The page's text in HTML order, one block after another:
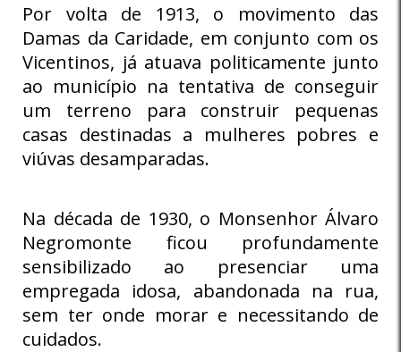
Por volta de 1913, o movimento das
Damas da Caridade, em conjunto com os
Vicentinos, já atuava politicamente junto
ao município na tentativa de conseguir
um terreno para construir pequenas
casas destinadas a mulheres pobres e
viúvas desamparadas.
Na década de 1930, o Monsenhor Álvaro
Negromonte ficou profundamente
sensibilizado ao presenciar uma
empregada idosa, abandonada na rua,
sem ter onde morar e necessitando de
cuidados.